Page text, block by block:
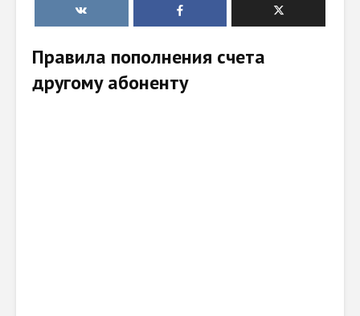
Правила пополнения счета
другому абоненту